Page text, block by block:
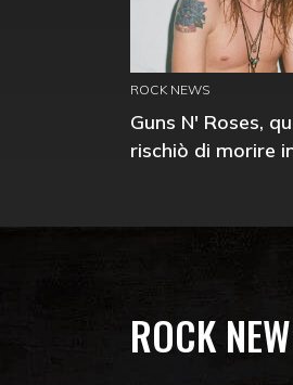
ROCK NEWS
Guns N' Roses,
rischiò di morire
ROCK